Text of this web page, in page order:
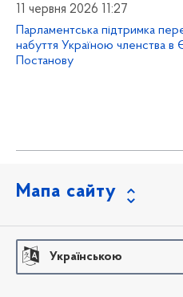
11 червня 2026 11:27
Парламентська підтримка
набуття Україною членства в
Постанову
Мапа сайту
Українською